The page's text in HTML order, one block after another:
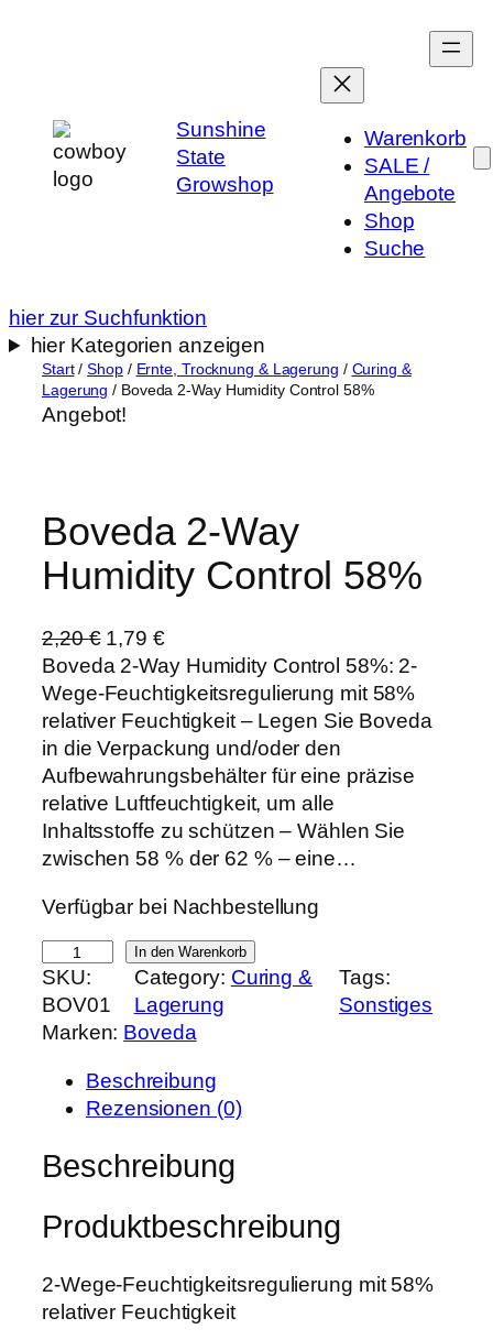
Sunshine
State
Growshop
Warenkorb
SALE /
Angebote
Shop
Suche
hier zur Suchfunktion
hier Kategorien anzeigen
Start/Shop/ Ernte, Trocknung & Lagerung / Curing &
Lagerung / Boveda 2-Way Humidity Control 58%
Angebot!
Boveda 2-Way
Humidity Control 58%
2,20€ U
r
s
p
r
ü
n
g
l
c
h
e
r
P
e
i
w
r
:
,
2
1,79 €A
k
t
u
e
l
l
e
r
r
e
i
s
i
t
:
,
9
€
.
Boveda 2-Way Humidity Control 58%: 2-
Wege-Feuchtigkeitsregulierung mit 58%
relativer Feuchtigkeit – Legen Sie Boveda
in die Verpackung und/oder den
Aufbewahrungsbehälter für eine präzise
relative Luftfeuchtigkeit, um alle
Inhaltsstoffe zu schützen – Wählen Sie
zwischen 58 % der 62 % – eine…
Verfügbar bei Nachbestellung
o
v
e
W
y
u
m
In den Warenkorb
SKU:
BOV01
Category: Curing &
Lagerung
Tags:
Sonstiges
Marken: Boveda
Beschreibung
Rezensionen (0)
Beschreibung
Produktbeschreibung
2-Wege-Feuchtigkeitsregulierung mit 58%
relativer Feuchtigkeit